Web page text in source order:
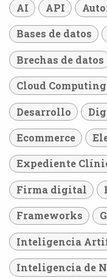
AI
API
Bases de datos
Brechas de datos
Cloud Computing
Desarrollo
Ecommerce
Expediente
Firma digital
Frameworks
Inteligencia
Inteligencia de